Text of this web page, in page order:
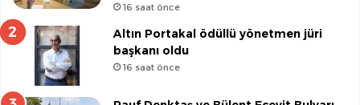
16 saat önce
Altın Portakal ödüllü yönetmen jüri
başkanı oldu
16 saat önce